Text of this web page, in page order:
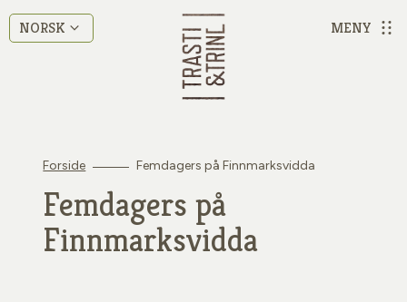
NORSK MENY
Forside Femdagers på Finnmarksvidda
Femdagers på
Finnmarksvidda